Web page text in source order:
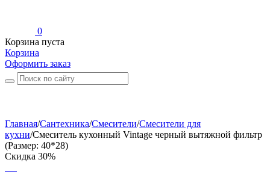
0
Корзина пуста
Корзина
Оформить заказ
Главная/Сантехника/Смесители/Смесители для
кухни/Смеситель кухонный Vintage черный вытяжной фильтр
(Размер: 40*28)
Скидка 30%